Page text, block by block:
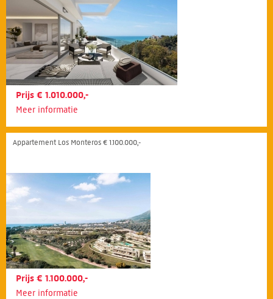
Prijs € 1.010.000,-
Meer informatie
Appartement Los Monteros € 1.100.000,-
Prijs € 1.100.000,-
Meer informatie